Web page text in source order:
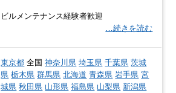
ビルメンテナンス経験者歓迎
…続きを読む
東京都 全国神奈川県 埼玉県 千葉県 茨城
県 栃木県 群馬県 北海道 青森県 岩手県 宮
城県 秋田県 山形県 福島県 山梨県 新潟県